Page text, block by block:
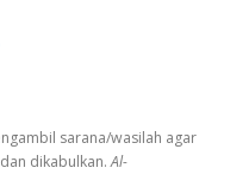
sarana/wasilah agar
dikabulkan.Al-